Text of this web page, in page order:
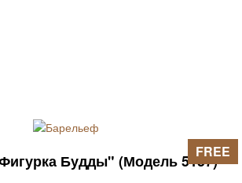
Будды" (Модель 5157)
FREE